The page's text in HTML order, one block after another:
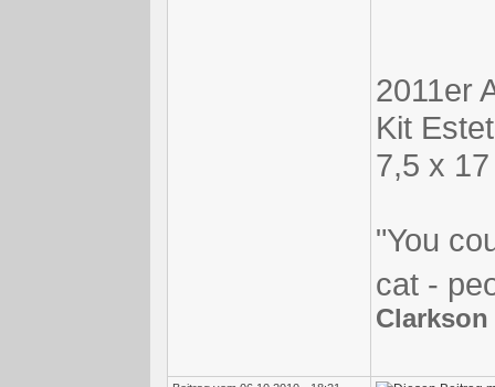
2011er
Kit
7,5 x
"You
cat -
Clarkson